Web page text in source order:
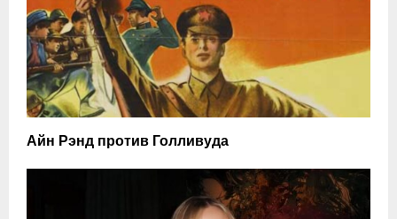
Айн Рэнд против Голливуда